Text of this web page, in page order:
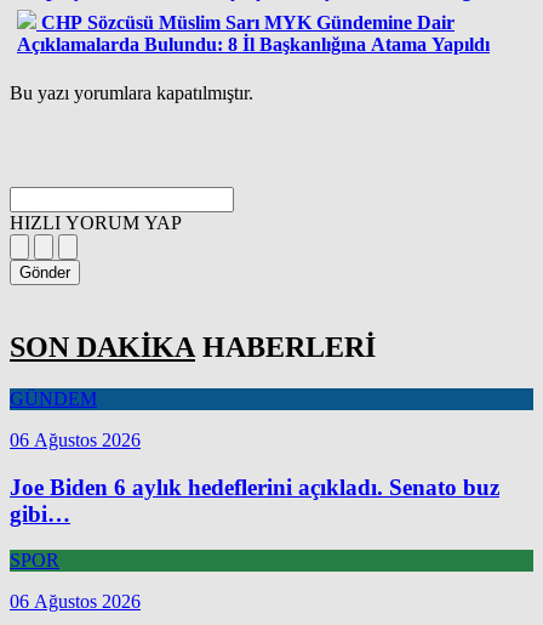
CHP Sözcüsü Müslim Sarı MYK Gündemine Dair
Açıklamalarda Bulundu: 8 İl Başkanlığına Atama Yapıldı
Bu yazı yorumlara kapatılmıştır.
HIZLI YORUM YAP
Gönder
SON DAKİKA HABERLERİ
GÜNDEM
06 Ağustos 2026
Joe Biden 6 aylık hedeflerini açıkladı. Senato buz
gibi…
SPOR
06 Ağustos 2026